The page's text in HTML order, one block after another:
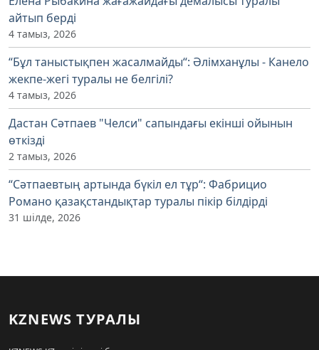
айтып берді
4 тамыз, 2026
“Бұл таныстықпен жасалмайды“: Әлімханұлы - Канело
жекпе-жегі туралы не белгілі?
4 тамыз, 2026
Дастан Сәтпаев "Челси" сапындағы екінші ойынын
өткізді
2 тамыз, 2026
“Сәтпаевтың артында бүкіл ел тұр“: Фабрицио
Романо қазақстандықтар туралы пікір білдірді
31 шілде, 2026
KZNEWS ТУРАЛЫ